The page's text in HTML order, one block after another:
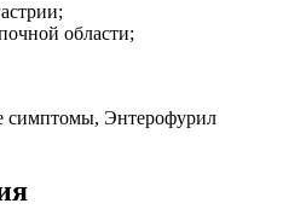
области;
симптомы, Энтерофурил